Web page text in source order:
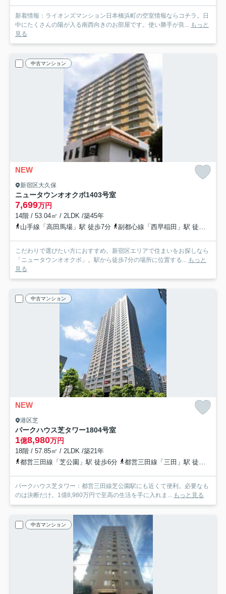
新着情報：ライオンズマンション日本橋浜町の空室情報ならコチラ。日
中にたくさんの陽が入る南西向きのお部屋です。使い勝手が良... もっと
見る
中古マンション
NEW
新宿区大久保
ニュータウンオオクボ1403号室
7,699万円
14階 / 53.04㎡ / 2LDK /築45年
山手線「高田馬場」駅 徒歩7分
副都心線「西早稲田」駅 徒歩5分
こだわりで選びたい方におすすめ。新宿区エリアで住まいをお探しなら
「ニュータウンオオクボ」。駅から徒歩7分の場所に位置する... もっと
見る
中古マンション
NEW
港区芝
パークハウス芝タワー1804号室
1億8,980万円
18階 / 57.85㎡ / 2LDK /築21年
都営三田線「芝公園」駅 徒歩6分
都営三田線「三田」駅 徒歩8分
パークハウス芝タワー：都営三田線芝公園駅にも近くて便利。必要なも
のは決断だけ。1億8,980万円で至高の生活を手に入れま... もっと見る
中古マンション